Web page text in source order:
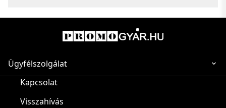
Ügyfélszolgálat
Kapcsolat
Visszahívás